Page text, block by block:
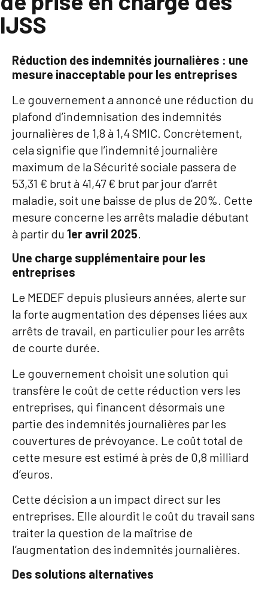
IJSS
Réduction des indemnités journalières : une
mesure inacceptable pour les entreprises
Le gouvernement a annoncé une réduction du
plafond d’indemnisation des indemnités
journalières de 1,8 à 1,4 SMIC. Concrètement,
cela signifie que l’indemnité journalière
maximum de la Sécurité sociale passera de
53,31 € brut à 41,47 € brut par jour d’arrêt
maladie, soit une baisse de plus de 20%. Cette
mesure concerne les arrêts maladie débutant
à partir du 1er avril 2025.
Une charge supplémentaire pour les
entreprises
Le MEDEF depuis plusieurs années, alerte sur
la forte augmentation des dépenses liées aux
arrêts de travail, en particulier pour les arrêts
de courte durée.
Le gouvernement choisit une solution qui
transfère le coût de cette réduction vers les
entreprises, qui financent désormais une
partie des indemnités journalières par les
couvertures de prévoyance. Le coût total de
cette mesure est estimé à près de 0,8 milliard
d’euros.
Cette décision a un impact direct sur les
entreprises. Elle alourdit le coût du travail sans
traiter la question de la maîtrise de
l’augmentation des indemnités journalières.
Des solutions alternatives